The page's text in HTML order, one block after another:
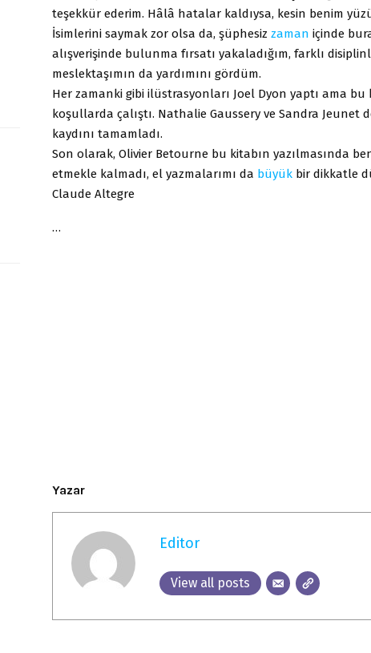
teşekkür ederim. Hâlâ hatalar kaldıysa, kesin benim
İsimlerini saymak zor olsa da, şüphesiz zaman içinde
alışverişinde bulunma fırsatı yakaladığım, farklı
meslektaşımın da yardımını gördüm.
Her zamanki gibi ilüstrasyonları Joel Dyon yaptı ama
koşullarda çalıştı. Nathalie Gaussery ve Sandra Jeunet
kaydını tamamladı.
Son olarak, Olivier Betourne bu kitabın yazılmasında
etmekle kalmadı, el yazmalarımı da büyük bir dikkatle
Claude Altegre
…
Yazar
Editor
View all posts